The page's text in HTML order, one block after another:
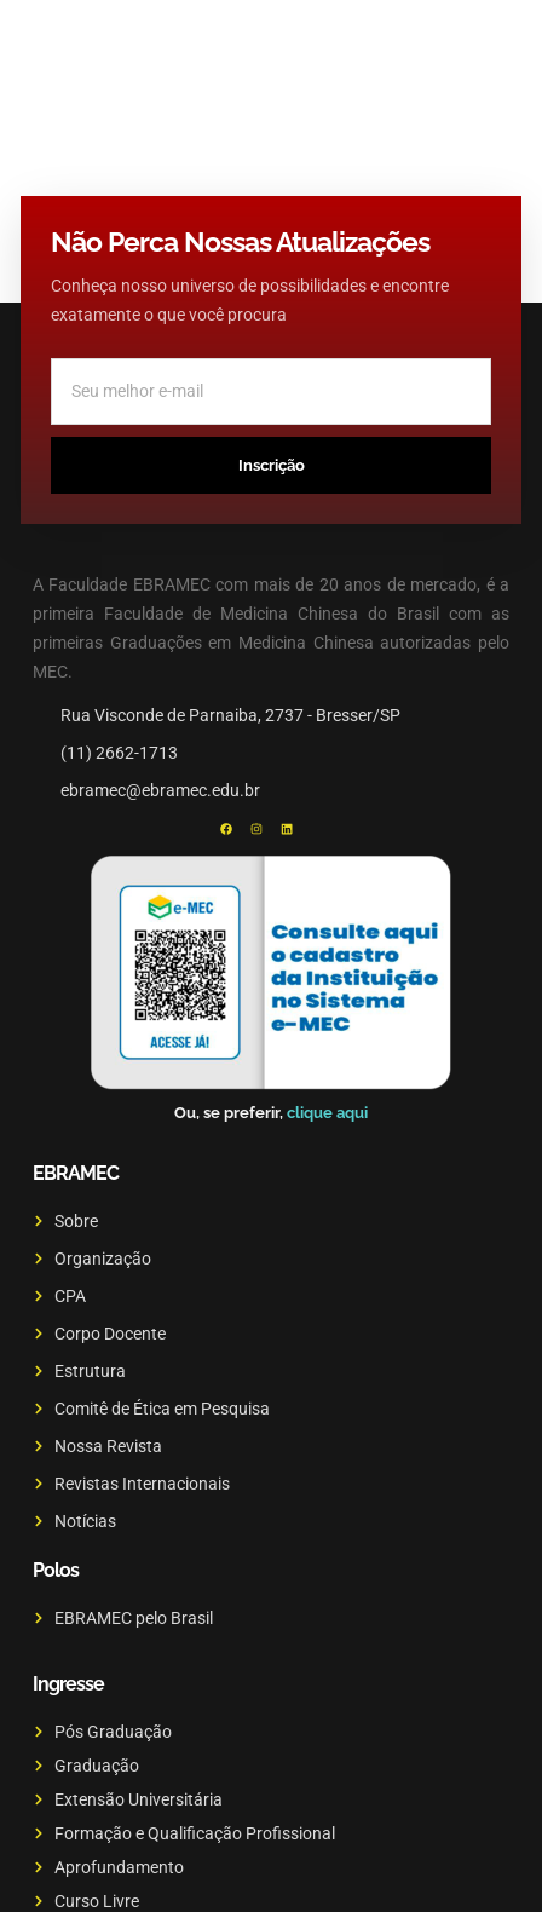
Não Perca Nossas Atualizações
Conheça nosso universo de possibilidades e encontre
exatamente o que você procura
Inscrição
A Faculdade EBRAMEC com mais de 20 anos de mercado, é a
primeira Faculdade de Medicina Chinesa do Brasil com as
primeiras Graduações em Medicina Chinesa autorizadas pelo
MEC.
Rua Visconde de Parnaiba, 2737 - Bresser/SP
(11) 2662-1713
ebramec@ebramec.edu.br
Ou, se preferir, clique aqui
EBRAMEC
Sobre
Organização
CPA
Corpo Docente
Estrutura
Comitê de Ética em Pesquisa
Nossa Revista
Revistas Internacionais
Notícias
Polos
EBRAMEC pelo Brasil
Ingresse
Pós Graduação
Graduação
Extensão Universitária
Formação e Qualificação Profissional
Aprofundamento
Curso Livre